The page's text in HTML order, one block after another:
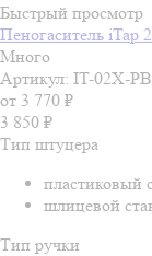
Быстрый просмотр
Пеногаситель iTap
Много
Артикул: IT-02X-
от 3 770 ₽
3 850 ₽
Тип штуцера
пластиковый
шлицевой
Тип ручки